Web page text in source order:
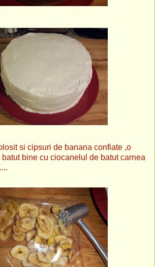
si cipsuri de banana confiate ,o
bine cu ciocanelul de batut carnea